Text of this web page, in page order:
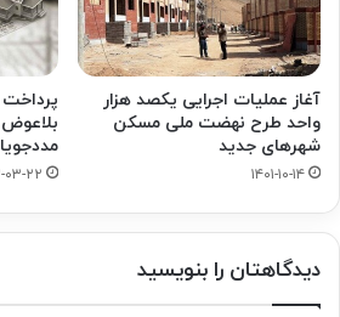
آغاز عملیات اجرایی یکصد هزار
واحد طرح نهضت ملی مسکن
شهرهای جدید
۱۴۰۱-۱۰-۱۴ ۱۴۰۲-
دیدگاهتان را بنویسید